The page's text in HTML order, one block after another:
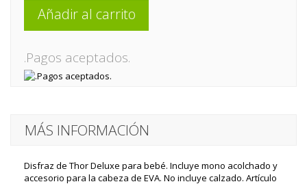
Añadir al carrito
.Pagos aceptados.
MÁS INFORMACIÓN
Disfraz de Thor Deluxe para bebé. Incluye mono acolchado y
accesorio para la cabeza de EVA. No incluye calzado. Artículo